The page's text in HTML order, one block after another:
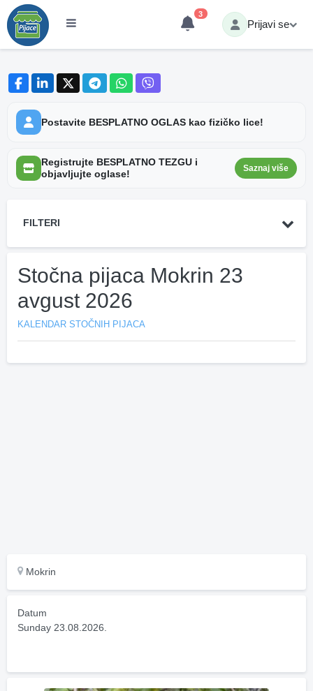
3
Prijavi se
Postavite BESPLATNO OGLAS kao fizičko lice!
Registrujte BESPLATNO TEZGU i
objavljujte oglase!
Saznaj više
FILTERI
Stočna pijaca Mokrin 23
avgust 2026
KALENDAR STOČNIH PIJACA
Mokrin
Datum
Sunday 23.08.2026.